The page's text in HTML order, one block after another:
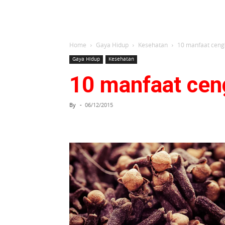
Home Gaya Hidup Kesehatan 10 manfaat
Gaya Hidup Kesehatan
10 manfaat
By - 06/12/2015